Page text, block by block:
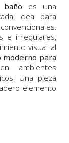
es una
ideal para
e irregulares,
visual al
moderno para
ambientes
Una pieza
elemento